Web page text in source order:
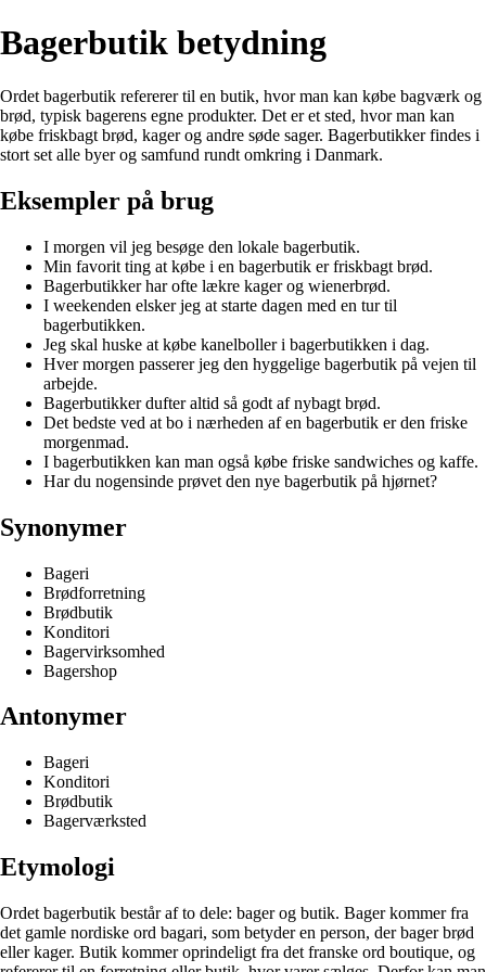
Bagerbutik betydning
Ordet bagerbutik refererer til en butik, hvor man kan købe bagværk og
brød, typisk bagerens egne produkter. Det er et sted, hvor man kan
købe friskbagt brød, kager og andre søde sager. Bagerbutikker findes i
stort set alle byer og samfund rundt omkring i Danmark.
Eksempler på brug
I morgen vil jeg besøge den lokale bagerbutik.
Min favorit ting at købe i en bagerbutik er friskbagt brød.
Bagerbutikker har ofte lækre kager og wienerbrød.
I weekenden elsker jeg at starte dagen med en tur til
bagerbutikken.
Jeg skal huske at købe kanelboller i bagerbutikken i dag.
Hver morgen passerer jeg den hyggelige bagerbutik på vejen til
arbejde.
Bagerbutikker dufter altid så godt af nybagt brød.
Det bedste ved at bo i nærheden af en bagerbutik er den friske
morgenmad.
I bagerbutikken kan man også købe friske sandwiches og kaffe.
Har du nogensinde prøvet den nye bagerbutik på hjørnet?
Synonymer
Bageri
Brødforretning
Brødbutik
Konditori
Bagervirksomhed
Bagershop
Antonymer
Bageri
Konditori
Brødbutik
Bagerværksted
Etymologi
Ordet bagerbutik består af to dele: bager og butik. Bager kommer fra
det gamle nordiske ord bagari, som betyder en person, der bager brød
eller kager. Butik kommer oprindeligt fra det franske ord boutique, og